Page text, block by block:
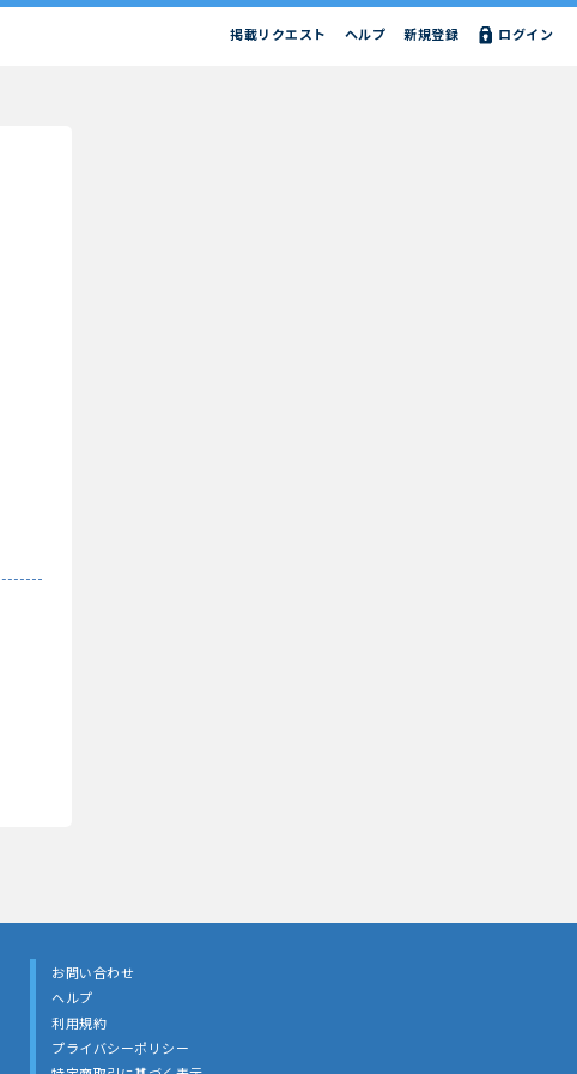
ログイン
新規登録
ヘルプ
掲載リクエスト
お問い合わせ
ヘルプ
利用規約
プライバシーポリシー